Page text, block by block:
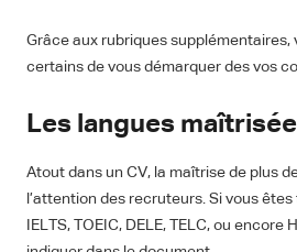
Grâce aux rubriques supplémentaires,
certains de vous démarquer des vos
Les langues
Atout dans un CV, la maîtrise de plus
l’attention des recruteurs. Si vous
IELTS, TOEIC, DELE, TELC, ou encore